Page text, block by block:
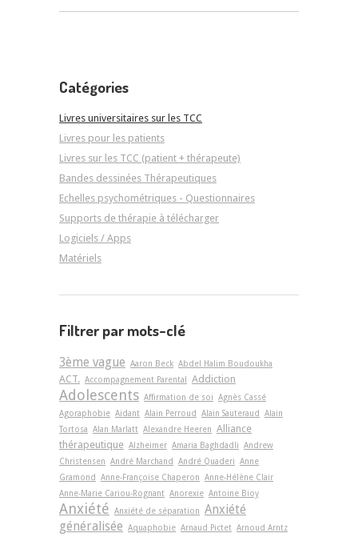
Catégories
Livres universitaires sur les TCC
Livres pour les patients
Livres sur les TCC (patient + thérapeute)
Bandes dessinées Thérapeutiques
Echelles psychométriques - Questionnaires
Supports de thérapie à télécharger
Logiciels / Apps
Matériels
Filtrer par mots-clé
3ème vague Aaron Beck Abdel Halim Boudoukha
ACT. Accompagnement Parental Addiction
Adolescents Affirmation de soi Agnès Cassé
Agoraphobie Aidant Alain Perroud Alain Sauteraud Alain
Tortosa Alan Marlatt Alexandre Heeren Alliance
thérapeutique Alzheimer Amaria Baghdadli Andrew
Christensen André Marchand André Quaderi Anne
Gramond Anne-Françoise Chaperon Anne-Hélène Clair
Anne-Marie Cariou-Rognant Anorexie Antoine Bioy
Anxiété Anxiété de séparation Anxiété
généralisée Aquaphobie Arnaud Pictet Arnoud Arntz